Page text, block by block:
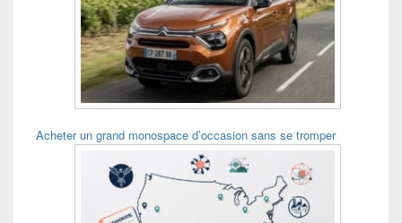
Acheter un grand monospace d’occasion sans se tromper